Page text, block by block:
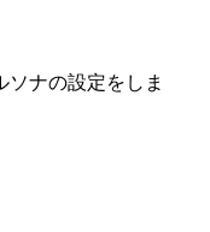
ソナの設定をしま